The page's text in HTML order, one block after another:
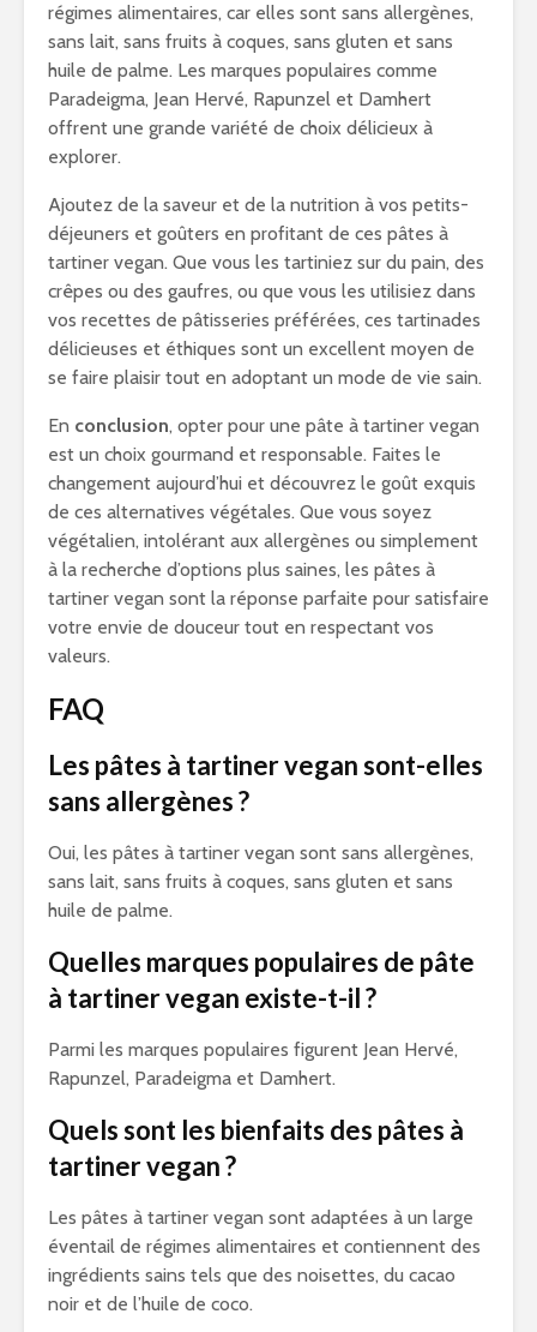
régimes alimentaires, car elles sont sans allergènes,
sans lait, sans fruits à coques, sans gluten et sans
huile de palme. Les marques populaires comme
Paradeigma, Jean Hervé, Rapunzel et Damhert
offrent une grande variété de choix délicieux à
explorer.
Ajoutez de la saveur et de la nutrition à vos petits-
déjeuners et goûters en profitant de ces pâtes à
tartiner vegan. Que vous les tartiniez sur du pain, des
crêpes ou des gaufres, ou que vous les utilisiez dans
vos recettes de pâtisseries préférées, ces tartinades
délicieuses et éthiques sont un excellent moyen de
se faire plaisir tout en adoptant un mode de vie sain.
En conclusion, opter pour une pâte à tartiner vegan
est un choix gourmand et responsable. Faites le
changement aujourd’hui et découvrez le goût exquis
de ces alternatives végétales. Que vous soyez
végétalien, intolérant aux allergènes ou simplement
à la recherche d’options plus saines, les pâtes à
tartiner vegan sont la réponse parfaite pour satisfaire
votre envie de douceur tout en respectant vos
valeurs.
FAQ
Les pâtes à tartiner vegan sont-elles
sans allergènes ?
Oui, les pâtes à tartiner vegan sont sans allergènes,
sans lait, sans fruits à coques, sans gluten et sans
huile de palme.
Quelles marques populaires de pâte
à tartiner vegan existe-t-il ?
Parmi les marques populaires figurent Jean Hervé,
Rapunzel, Paradeigma et Damhert.
Quels sont les bienfaits des pâtes à
tartiner vegan ?
Les pâtes à tartiner vegan sont adaptées à un large
éventail de régimes alimentaires et contiennent des
ingrédients sains tels que des noisettes, du cacao
noir et de l’huile de coco.